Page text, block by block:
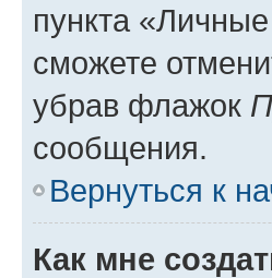
пункта
сможете
убрав флажок
сообщения.
Вернуться к
Как мне